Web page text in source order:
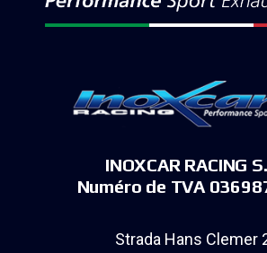
INOXCAR RACING
Numéro de TVA
Strada Hans Clemer